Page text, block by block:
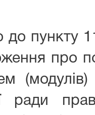
111
про
ради